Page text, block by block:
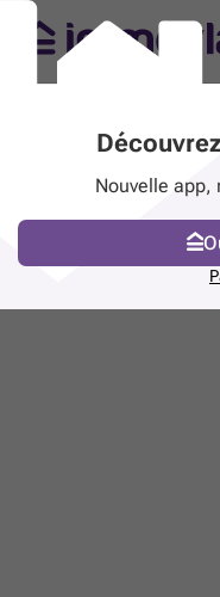
Nouvelle app,